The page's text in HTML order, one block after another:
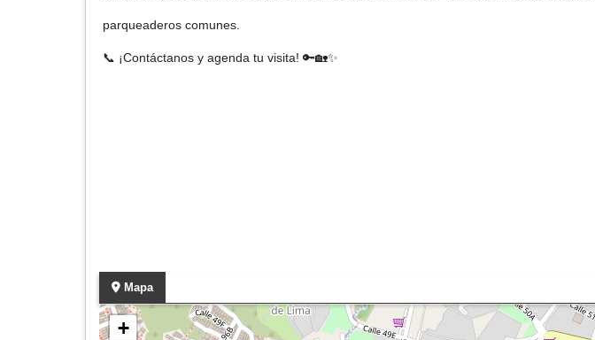
parqueaderos comunes.
📞 ¡Contáctanos y agenda tu visita! 🔑🏡✨
Mapa
+